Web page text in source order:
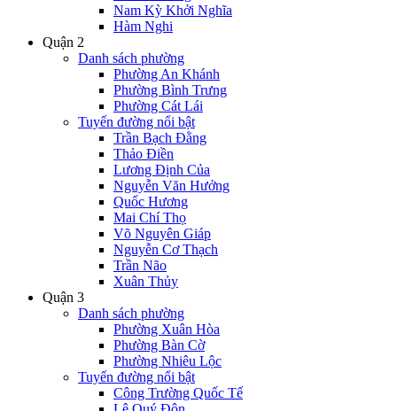
Nam Kỳ Khởi Nghĩa
Hàm Nghi
Quận 2
Danh sách phường
Phường An Khánh
Phường Bình Trưng
Phường Cát Lái
Tuyến đường nổi bật
Trần Bạch Đằng
Thảo Điền
Lương Định Của
Nguyễn Văn Hưởng
Quốc Hương
Mai Chí Thọ
Võ Nguyên Giáp
Nguyễn Cơ Thạch
Trần Não
Xuân Thủy
Quận 3
Danh sách phường
Phường Xuân Hòa
Phường Bàn Cờ
Phường Nhiêu Lộc
Tuyến đường nổi bật
Công Trường Quốc Tế